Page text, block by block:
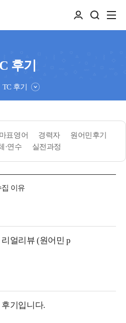
후기
TC 후기
표영어 경력자
원어민후기
·연수
실전과정
이유
얼리뷰 (원어민 p
기입니다.